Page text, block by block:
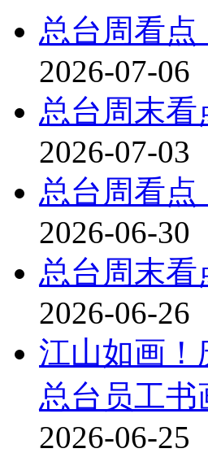
总台周看点
2026-07-06
总台周末
2026-07-03
总台周看点
2026-06-30
总台周末看
2026-06-26
江山如画！
总台员工
2026-06-25